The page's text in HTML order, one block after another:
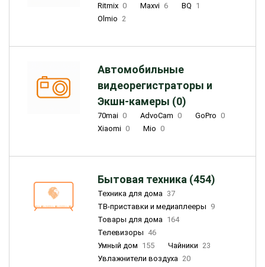
Ritmix 0 Maxvi 6 BQ 1
Olmio 2
Автомобильные
видеорегистраторы и
Экшн-камеры (0)
70mai 0 AdvoCam 0 GoPro 0
Xiaomi 0 Mio 0
Бытовая техника (454)
Техника для дома 37
ТВ-приставки и медиаплееры 9
Товары для дома 164
Телевизоры 46
Умный дом 155 Чайники 23
Увлажнители воздуха 20